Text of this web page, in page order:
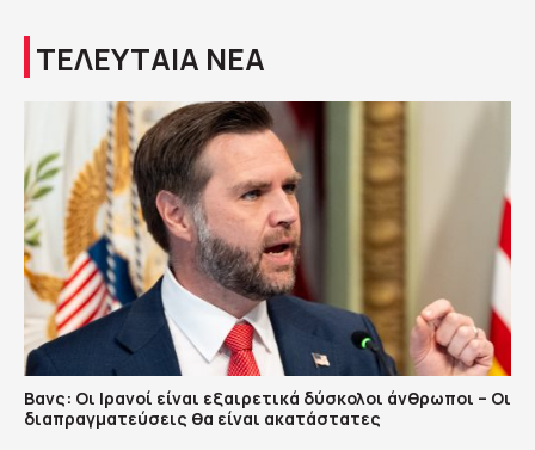
ΤΕΛΕΥΤΑΙΑ ΝΕΑ
Βανς: Οι Ιρανοί είναι εξαιρετικά δύσκολοι άνθρωποι – Οι
διαπραγματεύσεις θα είναι ακατάστατες